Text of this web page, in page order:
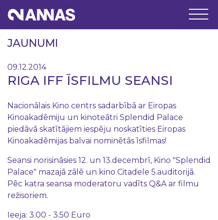
JAUNUMI
09.12.2014
RIGA IFF ĪSFILMU SEANSI
Nacionālais Kino centrs sadarbībā ar Eiropas
Kinoakadēmiju un kinoteātri Splendid Palace
piedāvā skatītājiem iespēju noskatīties Eiropas
Kinoakadēmijas balvai nominētās īsfilmas!
Seansi norisināsies 12. un 13.decembrī, Kino "Splendid
Palace" mazajā zālē un kino Citadele 5.auditorijā.
Pēc katra seansa moderatoru vadīts Q&A ar filmu
režisoriem.
Ieeja: 3.00 - 3.50 Euro